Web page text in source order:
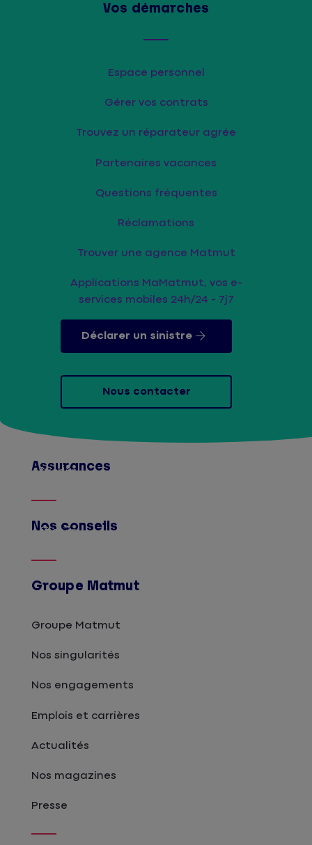
Vos démarches
Espace personnel
Gérer vos contrats
Trouvez un réparateur agrée
Partenaires vacances
Questions fréquentes
Réclamations
Trouver une agence Matmut
Applications MaMatmut, vos e-
services mobiles 24h/24 - 7j7
Déclarer un sinistre
Nous contacter
Assurances
Afficher
Nos conseils
Afficher
Groupe Matmut
Groupe Matmut
Nos singularités
Nos engagements
Emplois et carrières
Actualités
Nos magazines
Presse